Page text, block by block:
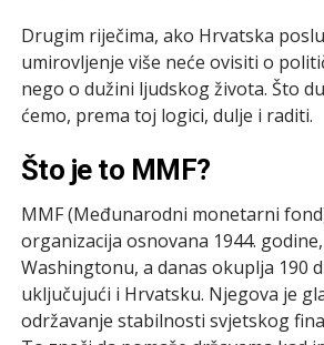
Drugim riječima, ako Hrvatska
umirovljenje više neće ovisiti o
nego o dužini ljudskog života. Što
ćemo, prema toj logici, dulje i raditi.
Što je to MMF?
MMF (Međunarodni monetarni
organizacija osnovana 1944.
Washingtonu, a danas okuplja 190
uključujući i Hrvatsku. Njegova je
održavanje stabilnosti svjetskog